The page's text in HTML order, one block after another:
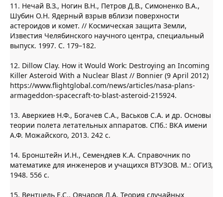
11. Нечай В.З., Ногин В.Н., Петров Д.В., Симоненко В.А.,
Шубин О.Н. Ядерный взрыв вблизи поверхности
астероидов и комет. // Космическая защита Земли,
Известия Челябинского научного центра, специальный
выпуск. 1997. С. 179–182.
12. Dillow Clay. How it Would Work: Destroying an Incoming
Killer Asteroid With a Nuclear Blast // Bonnier (9 April 2012)
https://www.flightglobal.com/news/articles/nasa-plans-
armageddon-spacecraft-to-blast-asteroid-215924.
13. Аверкиев Н.Ф., Богачев С.А., Васьков С.А. и др. Основы
теории полета летательных аппаратов. СПб.: ВКА имени
А.Ф. Можайского, 2013. 242 с.
14. Бронштейн И.Н., Семендяев К.А. Справочник по
математике для инженеров и учащихся ВТУЗОВ. М.: ОГИЗ,
1948. 556 с.
15. Вентцель Е.С., Овчаров Л.А. Теория случайных